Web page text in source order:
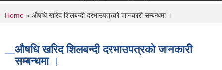
You are here
Home » औषधि खरिद शिलबन्दी दरभाउपत्रको जानकारी सम्बन्धमा ।
औषधि खरिद शिलबन्दी दरभाउपत्रको जानकारी
सम्बन्धमा ।